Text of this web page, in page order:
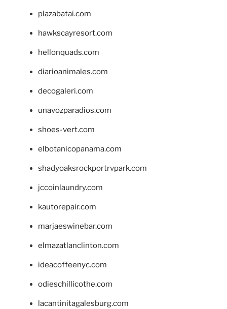
plazabatai.com
hawkscayresort.com
hellonquads.com
diarioanimales.com
decogaleri.com
unavozparadios.com
shoes-vert.com
elbotanicopanama.com
shadyoaksrockportrvpark.com
jccoinlaundry.com
kautorepair.com
marjaeswinebar.com
elmazatlanclinton.com
ideacoffeenyc.com
odieschillicothe.com
lacantinitagalesburg.com